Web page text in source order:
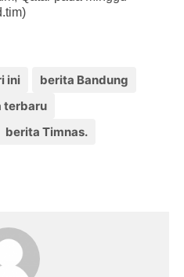
ini
berita Bandung
terbaru
berita Timnas.